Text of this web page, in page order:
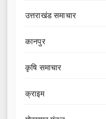
उत्तराखंड समाचार
कानपुर
कृषि समाचार
क्राइम